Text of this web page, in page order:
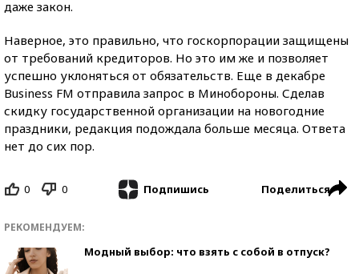
даже закон.
Наверное, это правильно, что госкорпорации защищены
от требований кредиторов. Но это им же и позволяет
успешно уклоняться от обязательств. Еще в декабре
Business FM отправила запрос в Минобороны. Сделав
скидку государственной организации на новогодние
праздники, редакция подождала больше месяца. Ответа
нет до сих пор.
0 0 Подпишись Поделиться
РЕКОМЕНДУЕМ:
Модный выбор: что взять с собой в отпуск?